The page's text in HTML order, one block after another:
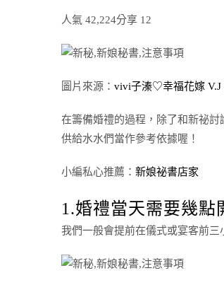
人氣 42,224分享 12
圖片來源： vivi子溱♡幸福花嫁 V.J
在籌備婚禮的過程，除了和新祕
供給水水們當作參考依據喔！
小編私心推薦： 新娘祕書店家
1.婚禮當天需要幾點
我們一般會提前在儀式或宴客前